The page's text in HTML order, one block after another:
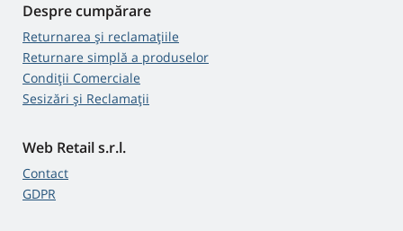
Despre cumpărare
Returnarea și reclamațiile
Returnare simplă a produselor
Condiții Comerciale
Sesizări și Reclamații
Web Retail s.r.l.
Contact
GDPR